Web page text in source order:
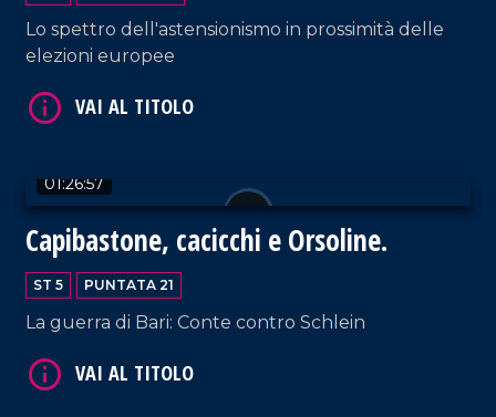
Lo spettro dell'astensionismo in prossimità delle
elezioni europee
01:26:57
Capibastone, cacicchi e Orsoline.
ST 5 PUNTATA 21
La guerra di Bari: Conte contro Schlein
VAI AL TITOLO